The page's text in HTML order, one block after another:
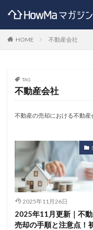
HOME 不動産会社
TAG
不動産会社
不動産の売却における不動
2025年11月26日
2025年11月更新｜不
売却の手順と注意点！